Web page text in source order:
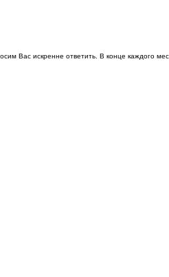
Вас искренне ответить. В конце каждого